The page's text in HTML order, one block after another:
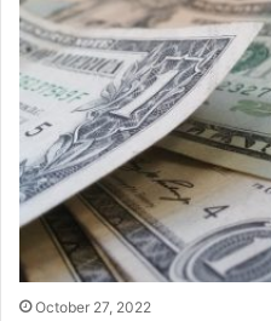
October 27, 2022